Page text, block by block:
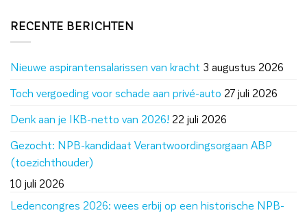
RECENTE BERICHTEN
Nieuwe aspirantensalarissen van kracht 3 augustus 2026
Toch vergoeding voor schade aan privé-auto 27 juli 2026
Denk aan je IKB-netto van 2026! 22 juli 2026
Gezocht: NPB-kandidaat Verantwoordingsorgaan ABP
(toezichthouder)
10 juli 2026
Ledencongres 2026: wees erbij op een historische NPB-